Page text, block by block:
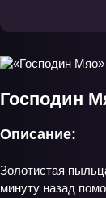
Господин
Описание:
Золотистая
минуту назад